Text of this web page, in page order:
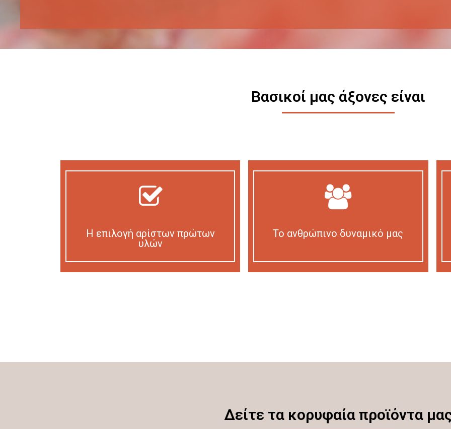
Βασικοί μας άξονες είναι
Η επιλογή αρίστων πρώτων
υλών
Το ανθρώπινο δυναμικό μας
Δείτε τα κορυφαία προϊόντα